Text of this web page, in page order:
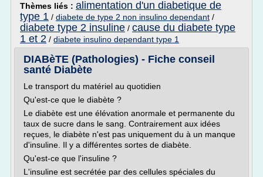
Thèmes liés : alimentation d'un diabetique de
type 1 / diabete de type 2 non insulino dependant /
diabete type 2 insuline / cause du diabete type
1 et 2 / diabete insulino dependant type 1
DIABèTE (Pathologies) - Fiche conseil
santé Diabète
Le transport du matériel au quotidien
Qu'est-ce que le diabète ?
Le diabète est une élévation anormale et permanente du
taux de sucre dans le sang. Contrairement aux idées
reçues, le diabète n'est pas uniquement du à un manque
d'insuline. Il y a différentes sortes de diabète.
Qu'est-ce que l'insuline ?
L'insuline est secrétée par des cellules spéciales du